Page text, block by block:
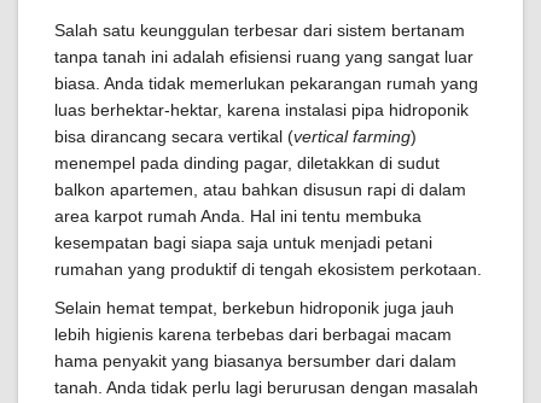
Salah satu keunggulan terbesar dari sistem bertanam
tanpa tanah ini adalah efisiensi ruang yang sangat luar
biasa. Anda tidak memerlukan pekarangan rumah yang
luas berhektar-hektar, karena instalasi pipa hidroponik
bisa dirancang secara vertikal (vertical farming)
menempel pada dinding pagar, diletakkan di sudut
balkon apartemen, atau bahkan disusun rapi di dalam
area karpot rumah Anda. Hal ini tentu membuka
kesempatan bagi siapa saja untuk menjadi petani
rumahan yang produktif di tengah ekosistem perkotaan.
Selain hemat tempat, berkebun hidroponik juga jauh
lebih higienis karena terbebas dari berbagai macam
hama penyakit yang biasanya bersumber dari dalam
tanah. Anda tidak perlu lagi berurusan dengan masalah